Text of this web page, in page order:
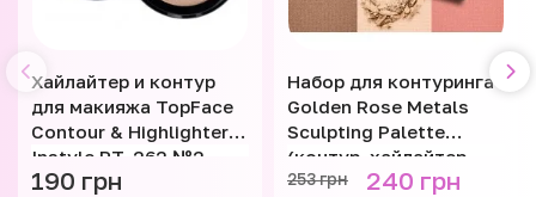
Хайлайтер и контур
для макияжа TopFace
Contour & Highlighter
Instyle PT-262 №2
190 грн
Набор для контуринга
Golden Rose Metals
Sculpting Palette
(контур, хайлайтер,
румяна)
253 грн 240 грн